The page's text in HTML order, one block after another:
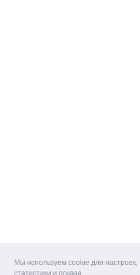
Мы используем cookie для настроек,
статистики и показа